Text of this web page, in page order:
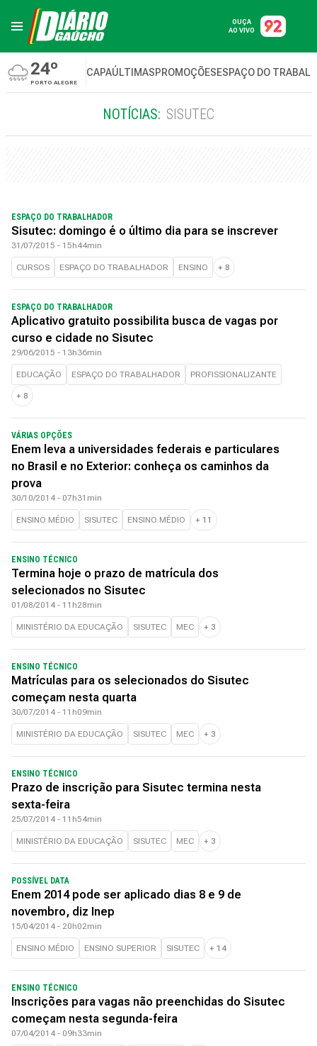
OUÇA
AO VIVO
24º
PORTO ALEGRE
CAPAÚLTIMASPROMOÇÕESESPAÇO DO
NOTÍCIAS: SISUTEC
ESPAÇO DO TRABALHADOR
Sisutec: domingo é o último dia para se inscrever
31/07/2015 - 15h44min
CURSOS ESPAÇO DO TRABALHADOR ENSINO + 8
ESPAÇO DO TRABALHADOR
Aplicativo gratuito possibilita busca de vagas por
curso e cidade no Sisutec
29/06/2015 - 13h36min
EDUCAÇÃO ESPAÇO DO TRABALHADOR PROFISSIONALIZANTE
+ 8
VÁRIAS OPÇÕES
Enem leva a universidades federais e particulares
no Brasil e no Exterior: conheça os caminhos da
prova
30/10/2014 - 07h31min
ENSINO MÉDIO SISUTEC ENSINO MÉDIO + 11
ENSINO TÉCNICO
Termina hoje o prazo de matrícula dos
selecionados no Sisutec
01/08/2014 - 11h28min
MINISTÉRIO DA EDUCAÇÃO SISUTEC MEC + 3
ENSINO TÉCNICO
Matrículas para os selecionados do Sisutec
começam nesta quarta
30/07/2014 - 11h09min
MINISTÉRIO DA EDUCAÇÃO SISUTEC MEC + 3
ENSINO TÉCNICO
Prazo de inscrição para Sisutec termina nesta
sexta-feira
25/07/2014 - 11h54min
MINISTÉRIO DA EDUCAÇÃO SISUTEC MEC + 3
POSSÍVEL DATA
Enem 2014 pode ser aplicado dias 8 e 9 de
novembro, diz Inep
15/04/2014 - 20h02min
ENSINO MÉDIO ENSINO SUPERIOR SISUTEC + 14
ENSINO TÉCNICO
Inscrições para vagas não preenchidas do Sisutec
começam nesta segunda-feira
07/04/2014 - 09h33min